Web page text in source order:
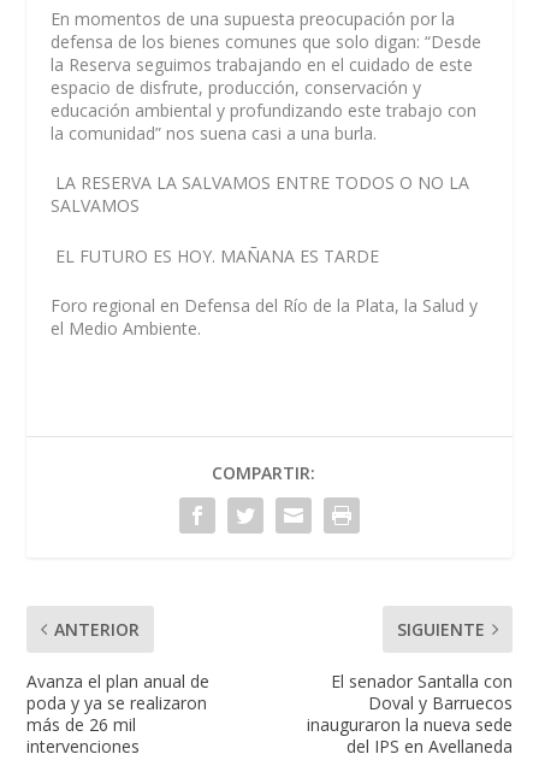
En momentos de una supuesta preocupación por la
defensa de los bienes comunes que solo digan: “Desde
la Reserva seguimos trabajando en el cuidado de este
espacio de disfrute, producción, conservación y
educación ambiental y profundizando este trabajo con
la comunidad” nos suena casi a una burla.
LA RESERVA LA SALVAMOS ENTRE TODOS O NO LA
SALVAMOS
EL FUTURO ES HOY. MAÑANA ES TARDE
Foro regional en Defensa del Río de la Plata, la Salud y
el Medio Ambiente.
COMPARTIR:
ANTERIOR
Avanza el plan anual de
poda y ya se realizaron
más de 26 mil
intervenciones
SIGUIENTE
El senador Santalla con
Doval y Barruecos
inauguraron la nueva sede
del IPS en Avellaneda